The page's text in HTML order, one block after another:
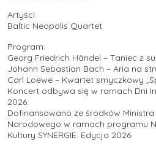
Artyści:
Baltic Neopolis Quartet
Program:
Georg Friedrich Händel – Taniec z
Johann Sebastian Bach – Aria na
Carl Loewe – Kwartet smyczkowy
Koncert odbywa się w ramach Dni
2026.
Dofinansowano ze środków
Narodowego w ramach programu
Kultury SYNERGIE. Edycja 2026.